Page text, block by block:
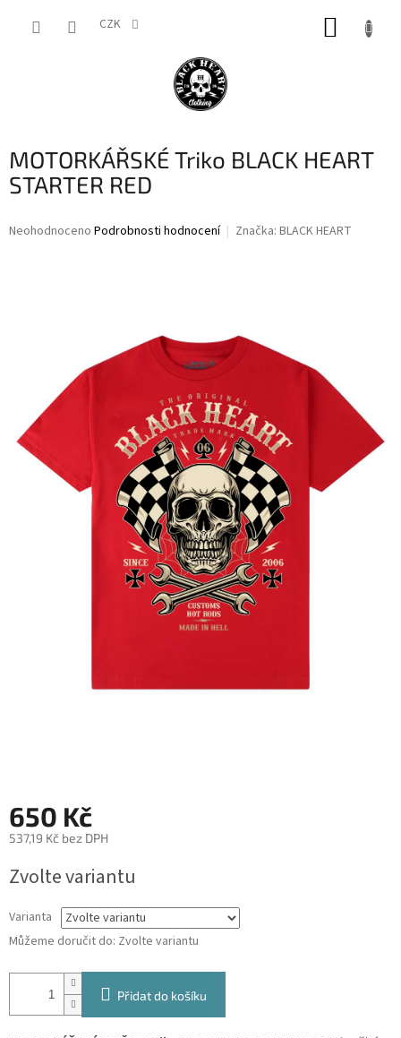
CZK
MOTORKÁŘSKÉ Triko BLACK HEART
STARTER RED
Průměrné
Neohodnoceno Podrobnosti hodnocení Značka: BLACK HEART
650 Kč
537,19 Kč bez DPH
cena:
Zvolte variantu
Varianta
Můžeme doručit do: Zvolte variantu
Přidat do košíku